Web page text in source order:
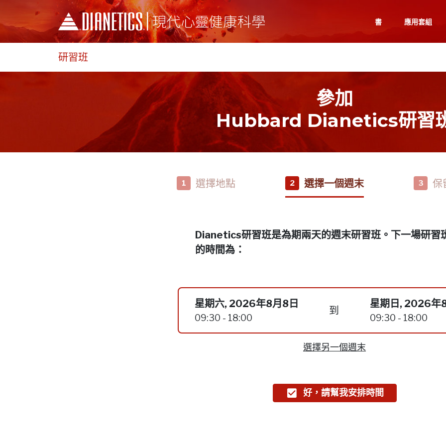
書 應用套組
研習班
參加
Hubbard Dianetics研習
1 選擇地點 2 選擇一個週末 3 保
Dianetics研習班是為期兩天的週末研習班。下一場研習
的時間為：
星期六, 2026年8月8日
09:30 - 18:00
到
星期日, 2026年
09:30 - 18:00
選擇另一個週末
好，請幫我安排時間